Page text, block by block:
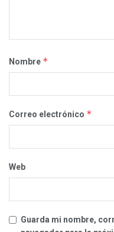
Nombre *
Correo electrónico *
Web
Guarda mi nombre,